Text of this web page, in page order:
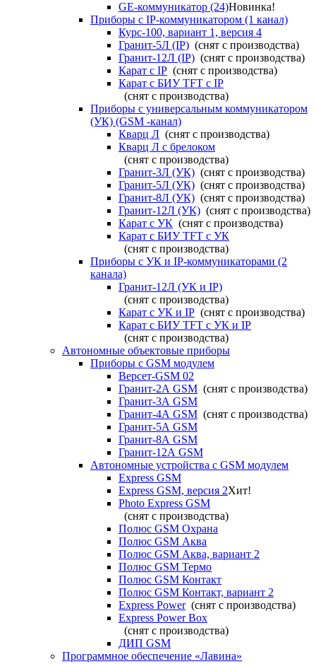
GE-коммуникатор (24)Новинка!
Приборы с IP-коммуникатором (1 канал)
Курс-100, вариант 1, версия 4
Гранит-5Л (IP) (снят с производства)
Гранит-12Л (IP) (снят с производства)
Карат с IP (снят с производства)
Карат с БИУ TFT с IP
(снят с производства)
Приборы с универсальным коммуникатором
(УК) (GSM -канал)
Кварц Л (снят с производства)
Кварц Л с брелоком
(снят с производства)
Гранит-3Л (УК) (снят с производства)
Гранит-5Л (УК) (снят с производства)
Гранит-8Л (УК) (снят с производства)
Гранит-12Л (УК) (снят с производства)
Карат с УК (снят с производства)
Карат с БИУ TFT с УК
(снят с производства)
Приборы с УК и IP-коммуникаторами (2
канала)
Гранит-12Л (УК и IP)
(снят с производства)
Карат с УК и IP (снят с производства)
Карат с БИУ TFT с УК и IP
(снят с производства)
Автономные объектовые приборы
Приборы с GSM модулем
Версет-GSM 02
Гранит-2А GSM (снят с производства)
Гранит-3А GSM
Гранит-4А GSM (снят с производства)
Гранит-5А GSM
Гранит-8А GSM
Гранит-12А GSM
Автономные устройства с GSM модулем
Express GSM
Express GSM, версия 2Хит!
Photo Express GSM
(снят с производства)
Полюс GSM Охрана
Полюс GSM Аква
Полюс GSM Аква, вариант 2
Полюс GSM Термо
Полюс GSM Контакт
Полюс GSM Контакт, вариант 2
Express Power(снят с производства)
Express Power Box
(снят с производства)
ДИП GSM
Программное обеспечение «Лавина»